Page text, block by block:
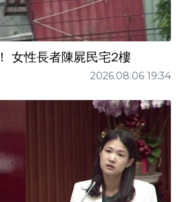
女性長者陳屍民宅2樓
2026.08.06 19:34